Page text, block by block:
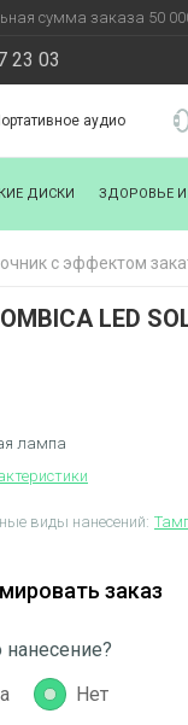
сумма заказа 50
23 03
аудио
ДИСКИ ЗДОРОВЬЕ
с эффектом
LED
лампа
виды нанесений:
заказ
Нет